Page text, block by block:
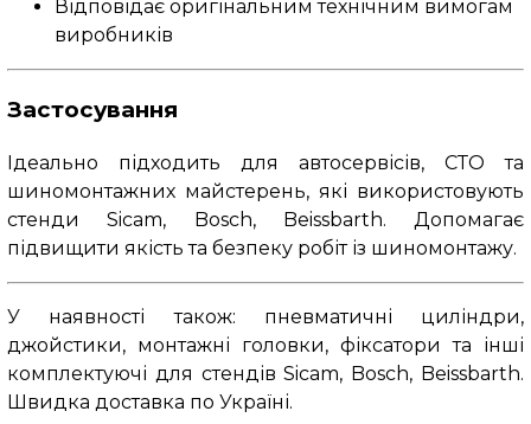
Відповідає оригінальним технічним вимогам
виробників
Застосування
Ідеально підходить для автосервісів, СТО та
шиномонтажних майстерень, які використовують
стенди Sicam, Bosch, Beissbarth. Допомагає
підвищити якість та безпеку робіт із шиномонтажу.
У наявності також: пневматичні циліндри,
джойстики, монтажні головки, фіксатори та інші
комплектуючі для стендів Sicam, Bosch, Beissbarth.
Швидка доставка по Україні.